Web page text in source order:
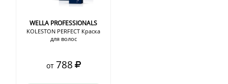
WELLA PROFESSIONALS
KOLESTON PERFECT Краска
для волос
от 788